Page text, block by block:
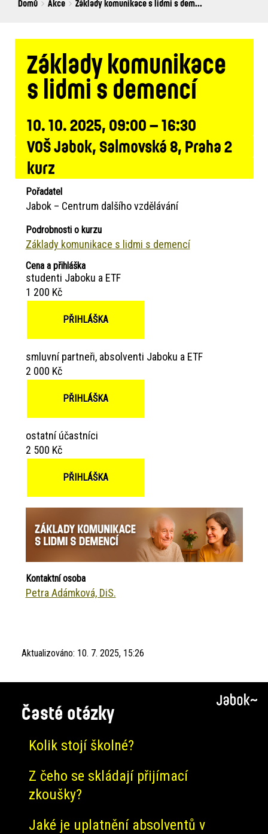
Breadcrumbs
You
Domů Akce Základy komunikace s lidmi s dem...
Základy komunikace
s lidmi s demencí
10. 10. 2025, 09:00 – 16:30
VOŠ Jabok, Salmovská 8, Praha 2
kurz
Pořadatel
Jabok – Centrum dalšího vzdělávání
Podrobnosti o kurzu
Základy komunikace s lidmi s demencí
Cena a přihláška
studenti Jaboku a ETF
1 200 Kč
PŘIHLÁŠKA
smluvní partneři, absolventi Jaboku a ETF
2 000 Kč
PŘIHLÁŠKA
ostatní účastníci
2 500 Kč
PŘIHLÁŠKA
Kontaktní osoba
Petra Adámková, DiS.
Aktualizováno: 10. 7. 2025, 15:26
Časté otázky
Kolik stojí školné?
Z čeho se skládají přijímací
zkoušky?
Jaké je uplatnění absolventů v